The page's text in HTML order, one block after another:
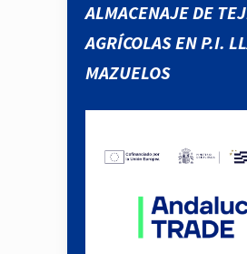
ALMACENAJE DE
AGRÍCOLAS EN P.I.
MAZUELOS